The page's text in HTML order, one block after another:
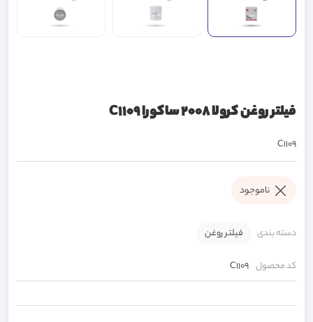
فیلتر روغن کرولا 2008 ساکورا C1109
C1109
ناموجود
دسته بندی فیلتر روغن
کد محصول C1109